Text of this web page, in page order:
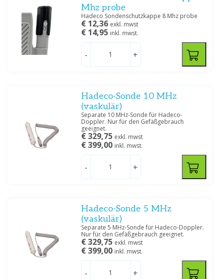
Mhz probe
Hadeco Sondenschutzkappe 8 Mhz probe
€ 12,36 exkl. mwst
€ 14,95 inkl. mwst.
- +
Hadeco-Sonde 10 MHz
(vaskulär)
Separate 10 MHz-Sonde für Hadeco-
Doppler. Nur für den Gefäßgebrauch
geeignet.
€ 329,75 exkl. mwst
€ 399,00 inkl. mwst.
- +
Hadeco-Sonde 5 MHz
(vaskulär)
Separate 5 MHz-Sonde für Hadeco-Doppler.
Nur für den Gefäßgebrauch geeignet.
€ 329,75 exkl. mwst
€ 399,00 inkl. mwst.
- +